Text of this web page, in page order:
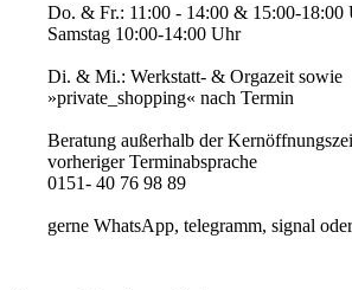
Do. & Fr.: 11:00 - 14:00 & 15:00-18:00
Samstag 10:00-14:00 Uhr
Di. & Mi.: Werkstatt- & Orgazeit sowie
»private_shopping« nach Termin
Beratung außerhalb der
vorheriger Terminabsprache
0151- 40 76 98 89
gerne WhatsApp, telegramm, signal